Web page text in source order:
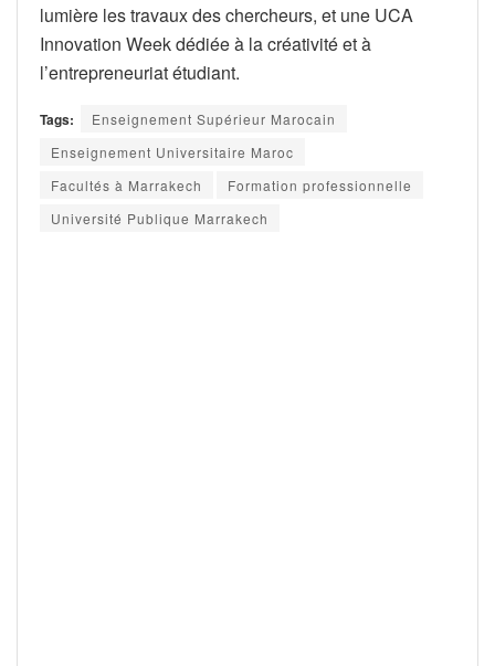
lumière les travaux des chercheurs, et une UCA
Innovation Week dédiée à la créativité et à
l’entrepreneuriat étudiant.
Tags:
Enseignement Supérieur Marocain
Enseignement Universitaire Maroc
Facultés à Marrakech
Formation professionnelle
Université Publique Marrakech